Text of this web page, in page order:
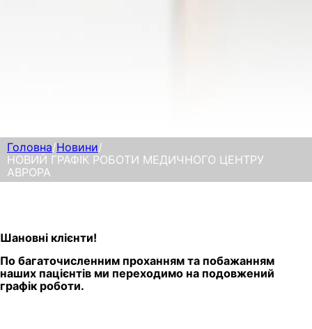
Головна/Новини/
НОВИЙ ГРАФІК РОБОТИ МЕДИЧНОГО ЦЕНТРУ
АВРОРА
Шановні клієнти!
По багаточисленним проханням та побажанням
наших пацієнтів ми переходимо на подовжений
графік роботи.